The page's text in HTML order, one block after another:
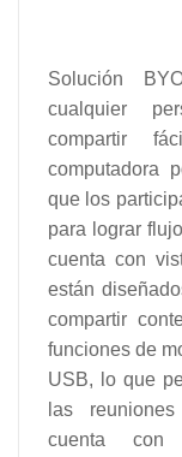
Solución
cualquier
compartir
computadora
que los
para lograr
cuenta con
están
compartir
funciones de
USB, lo que
las
cuenta con